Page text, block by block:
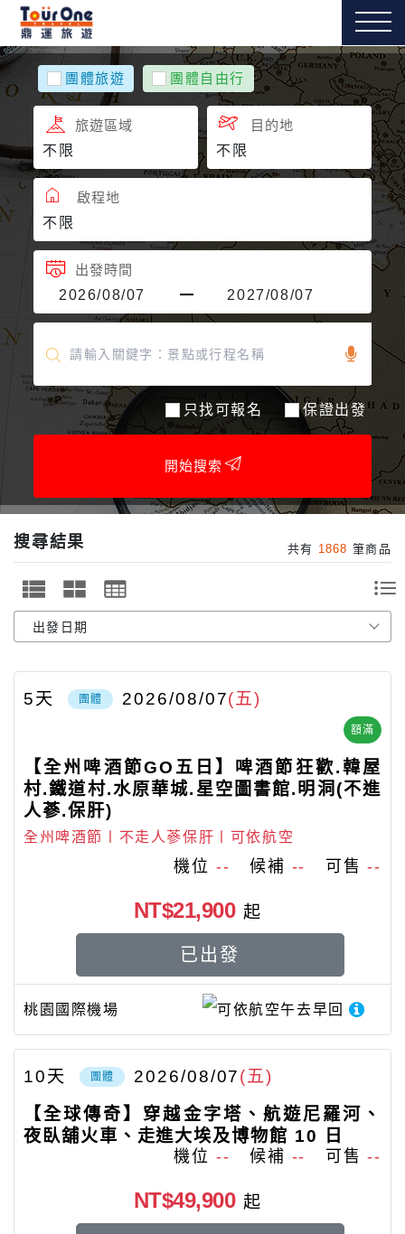
團體旅遊 團體自由行
旅遊區域 目的地
啟程地
出發時間
只找可報名 保證出發
開始搜索
搜尋結果 共有 1868 筆商品
額滿
團體 2026/08/07(五)
5天
【全州啤酒節GO五日】啤酒節狂歡.韓屋
村.鐵道村.水原華城.星空圖書館.明洞(不進
人蔘.保肝)
機位 -- 候補 -- 可售--
全州啤酒節〡不走人蔘保肝〡可依航空
桃園國際機場 可依航空午去早回
NT$21,900 起
已出發
團體 2026/08/07(五)
10天
【全球傳奇】穿越金字塔、航遊尼羅河、
夜臥舖火車、走進大埃及博物館 10 日
機位 -- 候補 -- 可售--
NT$49,900 起